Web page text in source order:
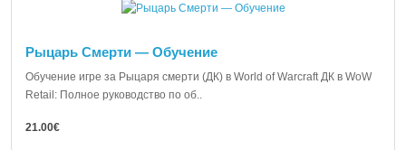
Рыцарь Смерти — Обучение
Обучение игре за Рыцаря смерти (ДК) в World of Warcraft ДК в WoW
Retail: Полное руководство по об..
21.00€